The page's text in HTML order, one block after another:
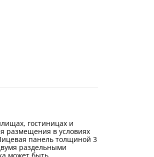
гостиницах и
размещения в условиях
панель толщиной 3
раздельными